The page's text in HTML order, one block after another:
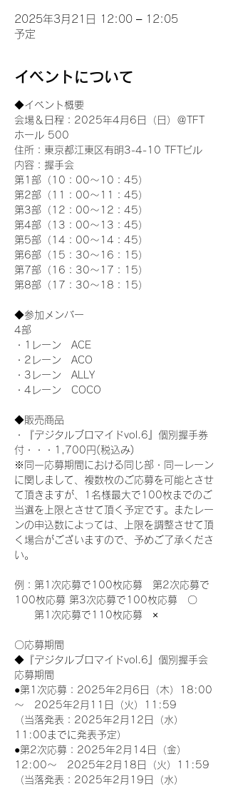
2025年3月21日 12:00 – 12:05
予定
イベントについて
◆イベント概要
会場＆日程：2025年4月6日（日）＠TFT
ホール 500
住所：東京都江東区有明3-4-10 TFTビル
内容：握手会
第1部（10：00～10：45）
第2部（11：00～11：45）
第3部（12：00～12：45）
第4部（13：00～13：45）
第5部（14：00～14：45）
第6部（15：30～16：15）
第7部（16：30～17：15）
第8部（17：30～18：15）
◆参加メンバー
4部
・1レーン　ACE
・2レーン　ACO
・3レーン　ALLY
・4レーン　COCO
◆販売商品
・『デジタルブロマイドvol.6』個別握手券
付・・・1,700円(税込み)
※同一応募期間における同じ部・同一レーン
に関しまして、複数枚のご応募を可能とさせ
て頂きますが、1名様最大で100枚までのご
当選を上限とさせて頂く予定です。またレー
ンの申込数によっては、上限を調整させて頂
く場合がございますので、予めご了承くださ
い。
例：第1次応募で100枚応募　第2次応募で
100枚応募 第3次応募で100枚応募　〇
第1次応募で110枚応募　×
〇応募期間
◆『デジタルブロマイドvol.6』個別握手会
応募期間
●第1次応募：2025年2月6日（木）18:00
～　2025年2月11日（火）11:59
（当落発表：2025年2月12日（水）
11:00までに発表予定）
●第2次応募：2025年2月14日（金）
12:00～　2025年2月18日（火）11:59
（当落発表：2025年2月19日（水）